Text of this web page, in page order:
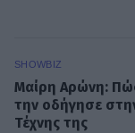
SHOWBIZ
Μαίρη Αρώνη:
την οδήγησε
Τέχνης της